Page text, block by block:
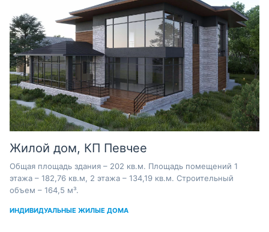
Жилой дом, КП Певчее
Общая площадь здания – 202 кв.м. Площадь помещений 1
этажа – 182,76 кв.м, 2 этажа – 134,19 кв.м. Строительный
объем – 164,5 м³.
ИНДИВИДУАЛЬНЫЕ ЖИЛЫЕ ДОМА